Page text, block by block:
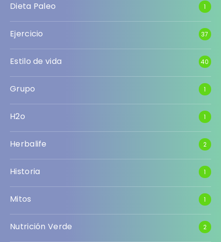
Dieta Paleo 1
Ejercicio 37
Estilo de vida 40
Grupo 1
H2o 1
Herbalife 2
Historia 1
Mitos 1
Nutrición Verde 2